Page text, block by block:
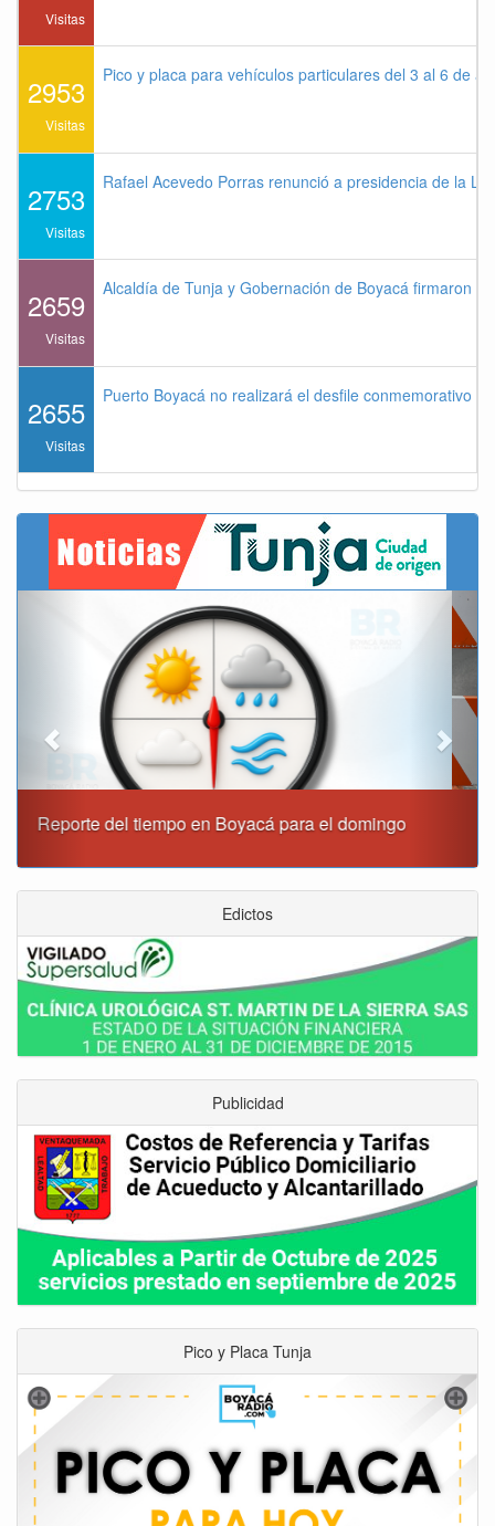
Visitas
2953
Visitas
Pico y placa para vehículos particulares del 3 al 6 de
2753
Visitas
Rafael Acevedo Porras renunció a presidencia de la
2659
Visitas
Alcaldía de Tunja y Gobernación de Boyacá firmaron
2655
Visitas
Puerto Boyacá no realizará el desfile conmemorativo
Este domingo habrá cierres viales en Tunja
Next
Edictos
Publicidad
Pico y Placa Tunja